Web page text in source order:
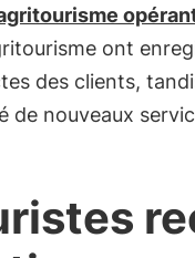
ont
des clients,
de nouveaux